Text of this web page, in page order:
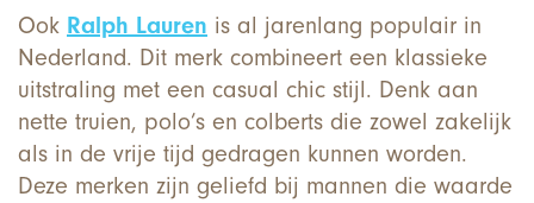
Ook Ralph Lauren is al jarenlang populair in
Nederland. Dit merk combineert een klassieke
uitstraling met een casual chic stijl. Denk aan
nette truien, polo’s en colberts die zowel zakelijk
als in de vrije tijd gedragen kunnen worden.
Deze merken zijn geliefd bij mannen die waarde